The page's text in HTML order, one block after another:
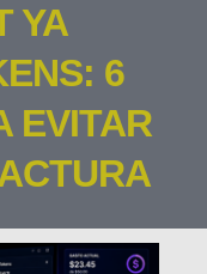
YA
6
EVITAR